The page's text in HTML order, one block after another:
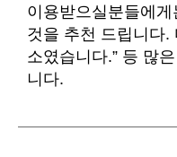
이용받으실분들에
것을 추천 드립니다.
소였습니다.” 등 많
니다.